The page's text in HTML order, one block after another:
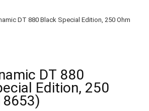
DT 880 Black Special Edition, 250 Ohm
DT 880
Edition, 250